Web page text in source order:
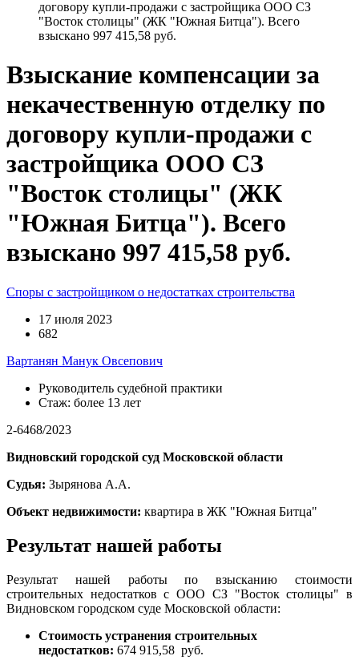
договору купли-продажи с застройщика ООО СЗ
"Восток столицы" (ЖК "Южная Битца"). Всего
взыскано 997 415,58 руб.
Взыскание компенсации за
некачественную отделку по
договору купли-продажи с
застройщика ООО СЗ
"Восток столицы" (ЖК
"Южная Битца"). Всего
взыскано 997 415,58 руб.
Споры с застройщиком о недостатках строительства
17 июля 2023
682
Вартанян Манук Овсепович
Руководитель судебной практики
Стаж: более 13 лет
2-6468/2023
Видновский городской суд Московской области
Судья: Зырянова А.А.
Объект недвижимости: квартира в ЖК "Южная Битца"
Результат нашей работы
Результат нашей работы по взысканию стоимости
строительных недостатков с ООО СЗ "Восток столицы" в
Видновском городском суде Московской области:
Стоимость устранения строительных
недостатков: 674 915,58 руб.